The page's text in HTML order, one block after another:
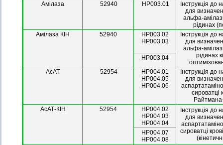
Амілаза
52940 HP003.01
Інструкція до
для
альфа-
рідинах
Амілаза КІН
52940
HP003.02
HP003.03
Інструкція до
для
альфа-
рідинах
HP003.04
АсАТ
52954
HP004.01
HP004.05
HP004.06
Інструкція до
для
сироватці
АсАТ-КІН
52954
HP004.02
HP004.03
HP004.04
Інструкція до
для
сироватці
HP004.07
HP004.08